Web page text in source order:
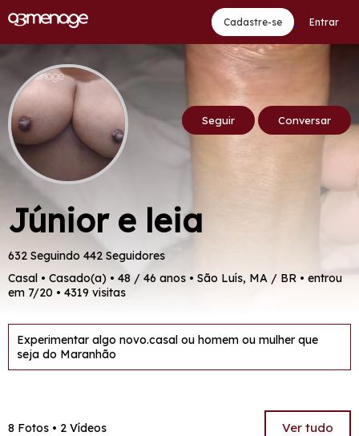
Cadastre-se Entrar
Seguir Conversar
Júnior e leia
632 Seguindo 442 Seguidores
Casal • Casado(a) • 48 / 46 anos • São Luís, MA / BR • entrou
em 7/20 • 4319 visitas
Experimentar algo novo.casal ou homem ou mulher que
seja do Maranhão
8 Fotos • 2 Vídeos Ver tudo